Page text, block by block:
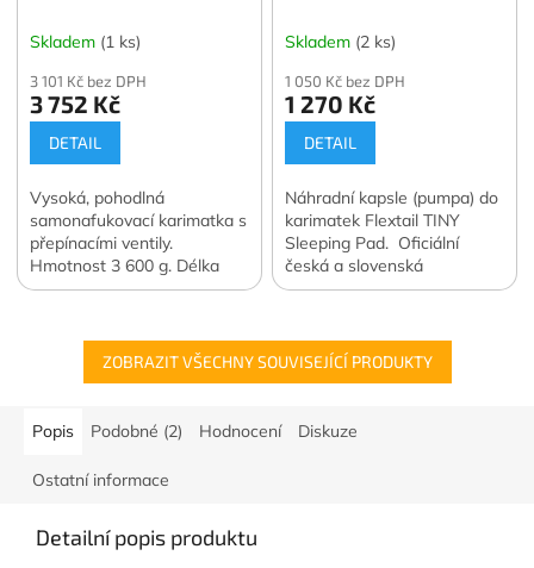
ventilem - Regular
Skladem (1 ks)
3 101 Kč bez DPH
3 752 Kč
DETAIL
Vysoká, pohodlná
samonafukovací karimatka s
přepínacími ventily.
Hmotnost 3 600 g. Délka
200 cm.
Flextail AVS Capsule
Skladem (2 ks)
1 050 Kč bez DPH
1 270 Kč
DETAIL
Náhradní kapsle (pumpa) do
karimatek Flextail TINY
Sleeping Pad. Oficiální
česká a slovenská
distribuce.
ZOBRAZIT VŠECHNY SOUVISEJÍCÍ PRODUKTY
Popis Podobné (2) Hodnocení Diskuze
Ostatní informace
Detailní popis produktu